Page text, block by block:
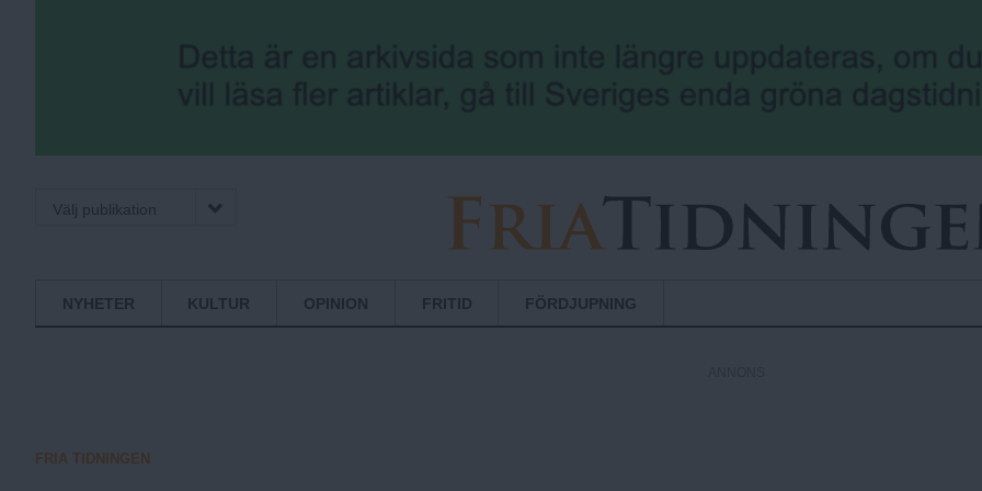
Välj publikation
F
i
NYHETER KULTUR OPINION FRITID FÖRDJUPNING
FRIA TIDNINGEN